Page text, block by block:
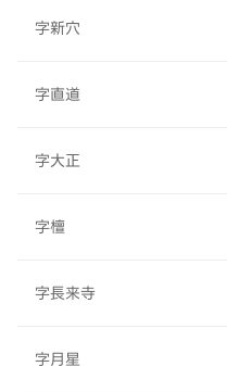
字新穴
字直道
字大正
字檀
字長来寺
字月星